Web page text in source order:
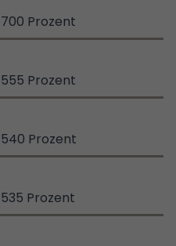
700 Prozent
555 Prozent
540 Prozent
535 Prozent